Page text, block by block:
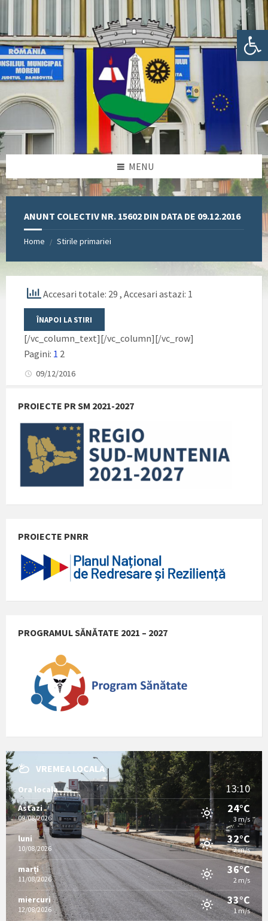
Deschide bara de unelte
sidebar
sidebar
MENU
ANUNT COLECTIV NR. 15602 DIN DATA DE 09.12.2016
Home / Stirile primariei
Accesari totale: 29 , Accesari astazi: 1
[/vc_column_text][/vc_column][/vc_row]
Pagini: 1 2
09/12/2016
PROIECTE PR SM 2021-2027
PROIECTE PNRR
PROGRAMUL SĂNĂTATE 2021 – 2027
VREMEA LOCALA
Ora locala 13:10
Astazi
09/08/2026
24°C
3 m/s
luni
10/08/2026
32°C
2 m/s
marți
11/08/2026
36°C
2 m/s
miercuri
12/08/2026
33°C
1 m/s